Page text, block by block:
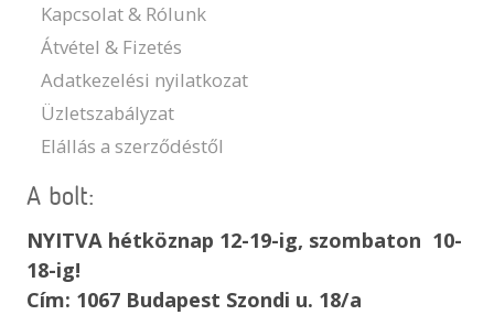
Kapcsolat & Rólunk
Átvétel & Fizetés
Adatkezelési nyilatkozat
Üzletszabályzat
Elállás a szerződéstől
A bolt:
NYITVA hétköznap 12-19-ig, szombaton 10-
18-ig!
Cím: 1067 Budapest Szondi u. 18/a